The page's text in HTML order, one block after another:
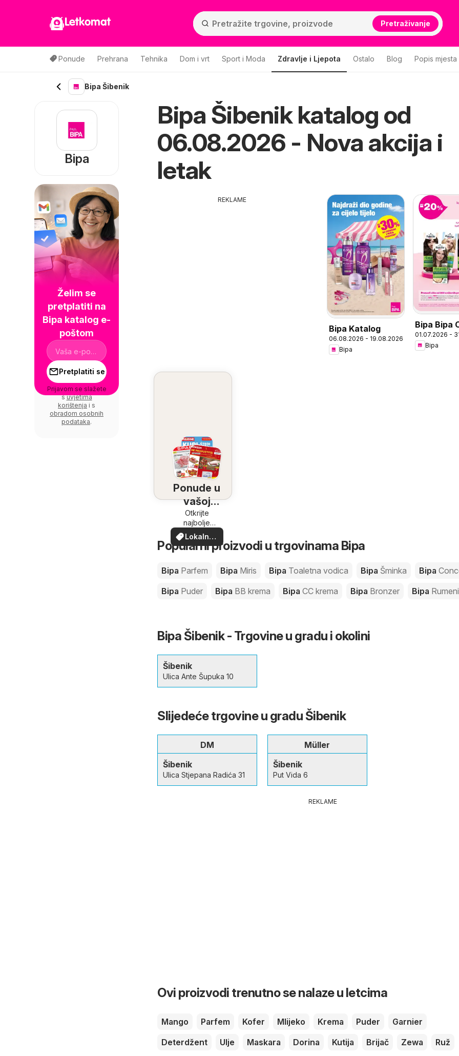
Letkomat Pretraživanje
Ponude Prehrana Tehnika Dom i vrt Sport i Moda Zdravlje i Ljepota Ostalo Blog Popis mjesta
Bipa Šibenik
Bipa Šibenik katalog od
06.08.2026 - Nova akcija i
letak
REKLAME
Bipa Katalog
06.08.2026 - 19.08.2026
Bipa
Bipa Bipa
ponuda
01.07.2026 -
Bipa
Ponude u
vašoj
blizini
Otkrijte
najbolje
ponude u
vašoj blizini
Lokalne
ponude
Popularni proizvodi u trgovinama Bipa
Bipa Parfem Bipa Miris Bipa Toaletna vodica Bipa Šminka Bipa
Bipa Puder Bipa BB krema Bipa CC krema Bipa Bronzer Bipa
Bipa Šibenik - Trgovine u gradu i okolini
Šibenik
Ulica Ante Šupuka 10
Slijedeće trgovine u gradu Šibenik
DM
Šibenik
Ulica Stjepana Radića 31
Müller
Šibenik
Put Vida 6
REKLAME
Ovi proizvodi trenutno se nalaze u letcima
Mango Parfem Kofer Mlijeko Krema Puder
Garnier
Deterdžent
Ulje Maskara Dorina Kutija Brijač Zewa Ruž
Bipa
Želim se
pretplatiti na
Bipa katalog e-
poštom
Pretplatiti se
Prijavom se slažete
suvjetima
korištenja i s
obradom osobnih
podataka.